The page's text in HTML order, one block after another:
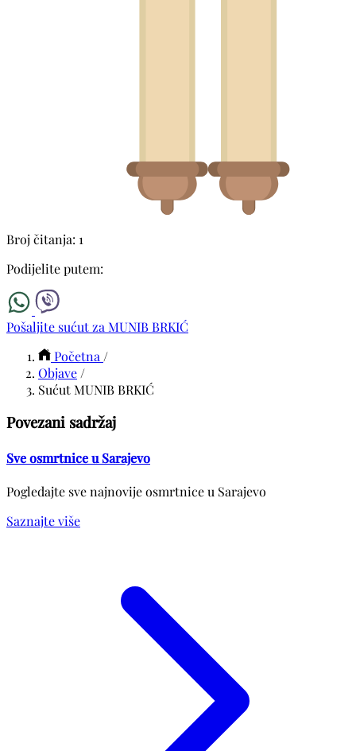
Broj čitanja: 1
Podijelite putem:
Pošaljite sućut za MUNIB BRKIĆ
Početna /
Objave /
Sućut MUNIB BRKIĆ
Povezani sadržaj
Sve osmrtnice u Sarajevo
Pogledajte sve najnovije osmrtnice u Sarajevo
Saznajte više